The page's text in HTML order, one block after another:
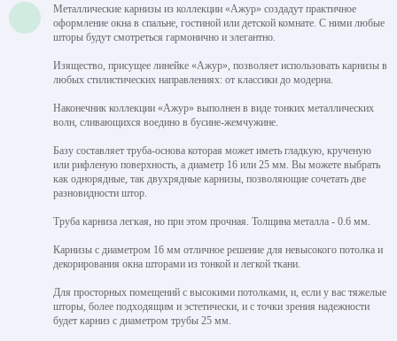
Металлические карнизы из коллекции «Ажур» создадут практичное
оформление окна в спальне, гостиной или детской комнате. С ними любые
шторы будут смотреться гармонично и элегантно.
Изящество, присущее линейке «Ажур», позволяет использовать карнизы в
любых стилистических направлениях: от классики до модерна.
Наконечник коллекции «Ажур» выполнен в виде тонких металлических
волн, сливающихся воедино в бусине-жемчужине.
Базу составляет труба-основа которая может иметь гладкую, крученую
или рифленую поверхность, а диаметр 16 или 25 мм. Вы можете выбрать
как однорядные, так двухрядные карнизы, позволяющие сочетать две
разновидности штор.
Труба карниза легкая, но при этом прочная. Толщина металла - 0.6 мм.
Карнизы с диаметром 16 мм отличное решение для невысокого потолка и
декорирования окна шторами из тонкой и легкой ткани.
Для просторных помещений с высокими потолками, и, если у вас тяжелые
шторы, более подходящим и эстетически, и с точки зрения надежности
будет карниз с диаметром трубы 25 мм.